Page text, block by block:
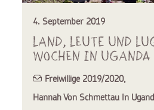
4. September 2019
Land, Leute und
Wochen in Uganda
Freiwillige 2019/2020,
Hannah Von Schmettau In